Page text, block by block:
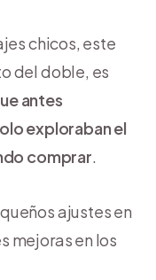
chicos, este
del doble, es
antes
exploraban el
comprar.
ajustes en
mejoras en los